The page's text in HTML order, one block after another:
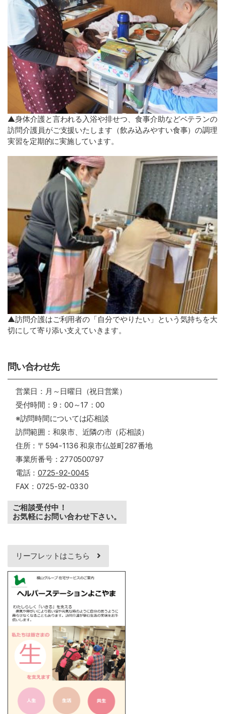
▲身体介護と言われる入浴や排せつ、食事介助などベテランの
訪問介護員がご支援いたします（飲み込みやすい食事）の調理
実習を定期的に実施しています。
▲訪問介護はご利用者の「自分でやりたい」という気持ちを大
切にして寄り添い支えていきます。
問い合わせ先
営業日：月～日曜日（祝日営業）
受付時間：9：00～17：00
※訪問時間については応相談
訪問範囲：和泉市、近隣の市（応相談）
住所：〒594-1136 和泉市仏並町287番地
事業所番号：2770500797
電話： 0725-92-0045
FAX：0725-92-0330
ご相談受付中！
お気軽にお問い合わせ下さい。
リーフレットはこちら